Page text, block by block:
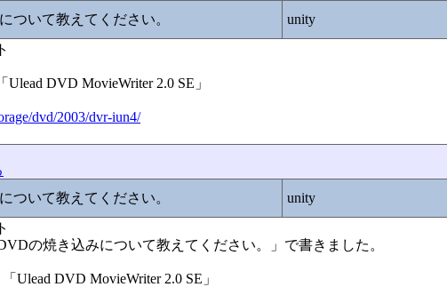
ついて教えてください。 unity
DVD MovieWriter 2.0 SE」
dvd/2003/dvr-iun4/
ついて教えてください。 unity
の焼き込みについて教えてください。」で書きました。
Ulead DVD MovieWriter 2.0 SE」